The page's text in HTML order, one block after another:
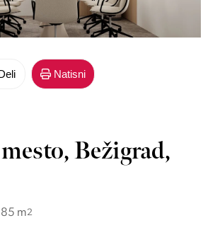
Natisni
Bežigrad,
m2